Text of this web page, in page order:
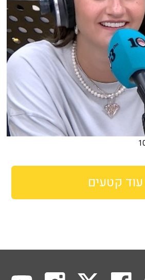
עוד קטעים